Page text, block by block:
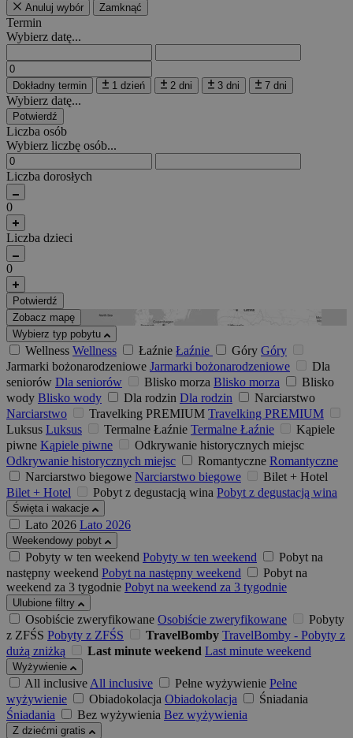
Anuluj wybór Zamknąć
Termin
Wybierz datę...
Dokładny termin 1 dzień 2 dni 3 dni 7 dni
Wybierz datę...
Potwierdź
Liczba osób
Wybierz liczbę osób...
Liczba dorosłych
0
Liczba dzieci
0
Potwierdź
Zobacz mapę
Wybierz typ pobytu
Wellness Wellness Łaźnie Łaźnie Góry Góry
Jarmarki bożonarodzeniowe Jarmarki bożonarodzeniowe
Dla
seniorów Dla seniorów Blisko morza Blisko morza
Blisko
wody Blisko wody Dla rodzin Dla rodzin
Narciarstwo
Narciarstwo
Travelking PREMIUM Travelking PREMIUM
Luksus Luksus Termalne Łaźnie Termalne Łaźnie
Kąpiele
piwne Kąpiele piwne
Odkrywanie historycznych miejsc
Odkrywanie historycznych miejsc
Romantyczne Romantyczne
Narciarstwo biegowe Narciarstwo biegowe
Bilet + Hotel
Bilet + Hotel
Pobyt z degustacją wina Pobyt z degustacją wina
Święta i wakacje
Lato 2026 Lato 2026
Weekendowy pobyt
Pobyty w ten weekend Pobyty w ten weekend
Pobyt na
następny weekend Pobyt na następny weekend
Pobyt na
weekend za 3 tygodnie Pobyt na weekend za 3 tygodnie
Ulubione filtry
Osobiście zweryfikowane Osobiście zweryfikowane
Pobyty
z ZFŚS Pobyty z ZFŚS TravelBomby TravelBomby - Pobyty z
dużą zniżką
Last minute weekend Last minute weekend
Wyżywienie
All inclusiveAll inclusive Pełne wyżywienie Pełne
wyżywienie
Obiadokolacja Obiadokolacja
Śniadania
Śniadania
Bez wyżywienia Bez wyżywienia
Z dziećmi gratis